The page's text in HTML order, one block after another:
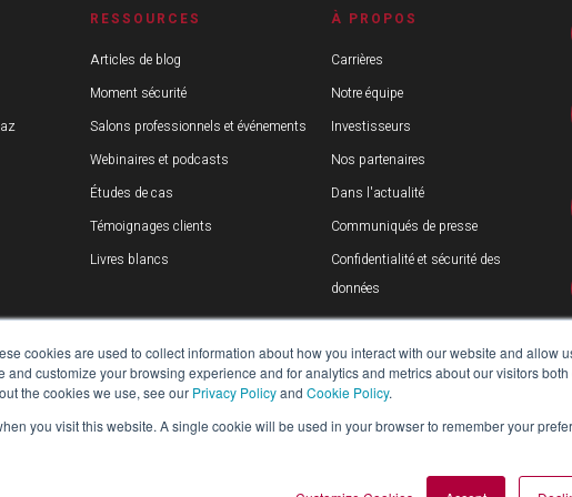
cookies are used to collect information about how you interact with our website and allow
customize your browsing experience and for analytics and metrics about our visitors both
the cookies we use, see our Privacy Policyand Cookie Policy.
you visit this website. A single cookie will be used in your browser to remember your
RESSOURCES
Articles de blog
Moment sécurité
Salons professionnels et événements
Webinaires et podcasts
Études de cas
Témoignages clients
Livres blancs
À PROPOS
Carrières
Notre équipe
Investisseurs
Nos partenaires
Dans l'actualité
Communiqués de presse
Confidentialité et sécurité des
données